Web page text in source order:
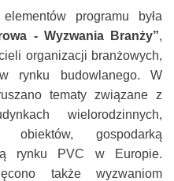
programu była
- Wyzwania Branży”,
organizacji branżowych,
rynku budowlanego. W
tematy związane z
wielorodzinnych,
obiektów, gospodarką
rynku PVC w Europie.
także wyzwaniom